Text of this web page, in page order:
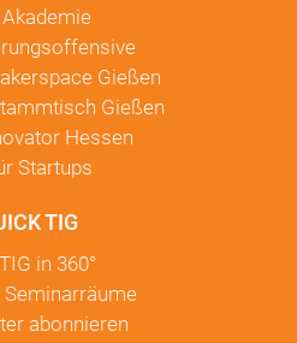
Gießen
Gießen
Hessen
Startups
TIG
in 360°
Seminarräume
abonnieren